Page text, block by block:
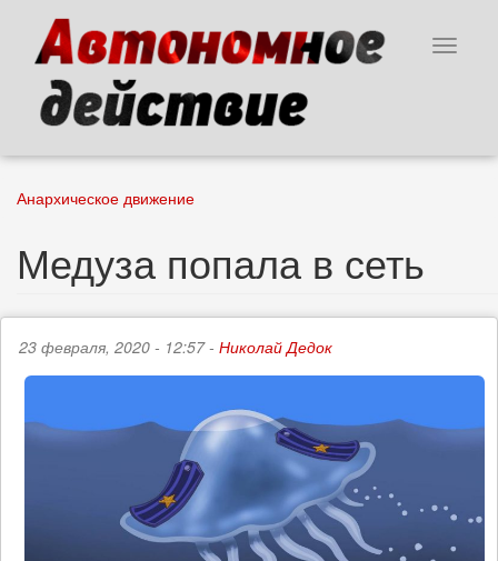
основному
содержанию
Toggle
Анархическое движение
Медуза попала в сеть
23 февраля, 2020 - 12:57 - Николай Дедок